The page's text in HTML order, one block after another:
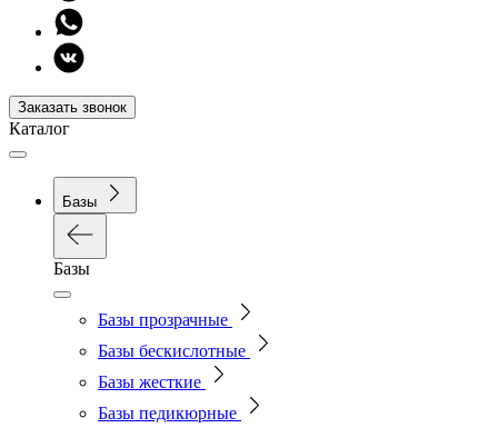
Заказать звонок
Каталог
Базы
Базы
Базы прозрачные
Базы бескислотные
Базы жесткие
Базы педикюрные